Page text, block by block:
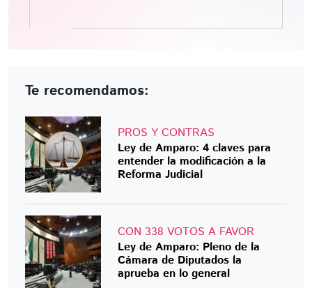
Te recomendamos:
PROS Y CONTRAS
Ley de Amparo: 4 claves para
entender la modificación a la
Reforma Judicial
CON 338 VOTOS A FAVOR
Ley de Amparo: Pleno de la
Cámara de Diputados la
aprueba en lo general